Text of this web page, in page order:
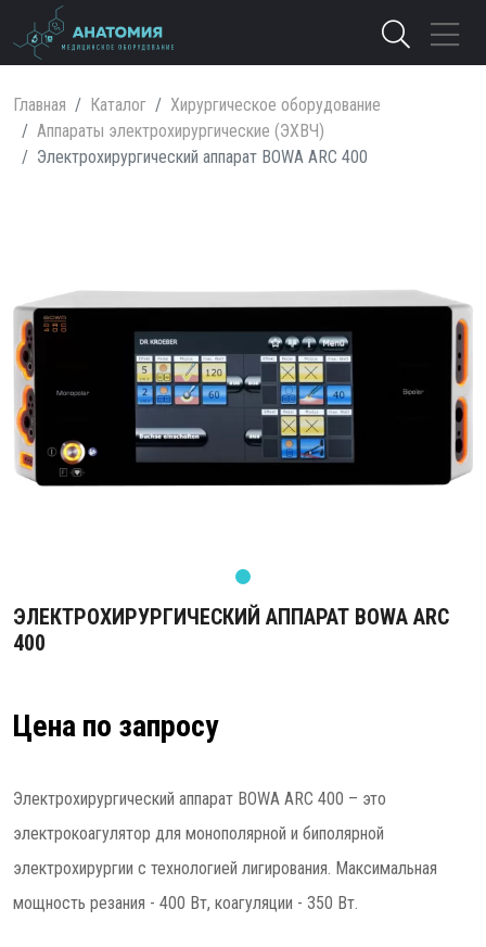
Главная Каталог
Хирургическое оборудование
Аппараты электрохирургические (ЭХВЧ)
Электрохирургический аппарат BOWA ARC 400
ЭЛЕКТРОХИРУРГИЧЕСКИЙ АППАРАТ BOWA ARC
400
Цена по запросу
Электрохирургический аппарат BOWA ARC 400 – это
электрокоагулятор для монополярной и биполярной
электрохирургии с технологией лигирования. Максимальная
мощность резания - 400 Вт, коагуляции - 350 Вт.